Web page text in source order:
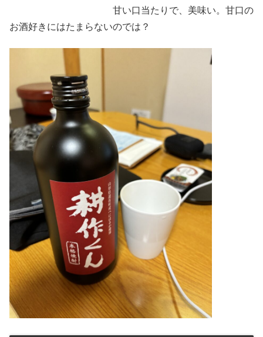
甘い口当たりで、美味い。甘口の
お酒好きにはたまらないのでは？